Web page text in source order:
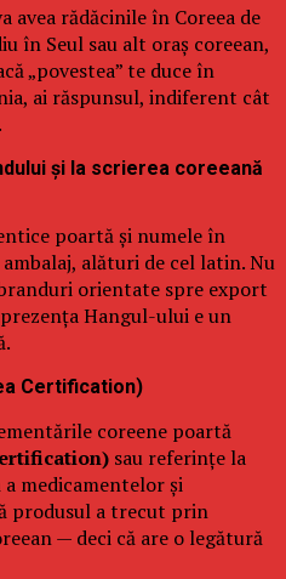
avea rădăcinile în Coreea de
în Seul sau alt oraș coreean,
„povestea” te duce în
ai răspunsul, indiferent cât
și la scrierea coreeană
poartă și numele în
alături de cel latin. Nu
orientate spre export
Hangul-ului e un
Certification)
coreene poartă
sau referințe la
medicamentelor și
produsul a trecut prin
— deci că are o legătură